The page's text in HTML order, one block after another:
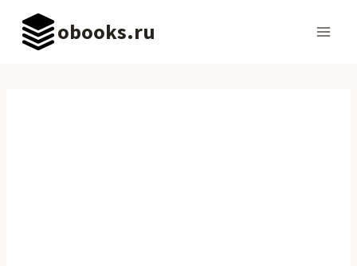
Перейти
содержимому
obooks.ru